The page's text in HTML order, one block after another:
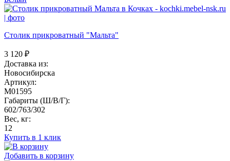
Столик прикроватный "Мальта"
3 120 ₽
Доставка из:
Новосибирска
Артикул:
M01595
Габариты (Ш/В/Г):
602/763/302
Вес, кг:
12
Купить в 1 клик
Добавить в корзину